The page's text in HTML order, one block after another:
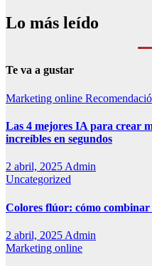
Lo más leído
Te va a gustar
Marketing online
Las 4 mejores IA para crear
increíbles en segundos
2 abril, 2025 Admin
Uncategorized
Colores flúor: cómo
2 abril, 2025 Admin
Marketing online